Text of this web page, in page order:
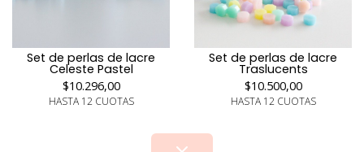
Set de perlas de lacre
Celeste Pastel
$10.296,00
HASTA 12 CUOTAS
Set de perlas de lacre
Traslucents
$10.500,00
HASTA 12 CUOTAS